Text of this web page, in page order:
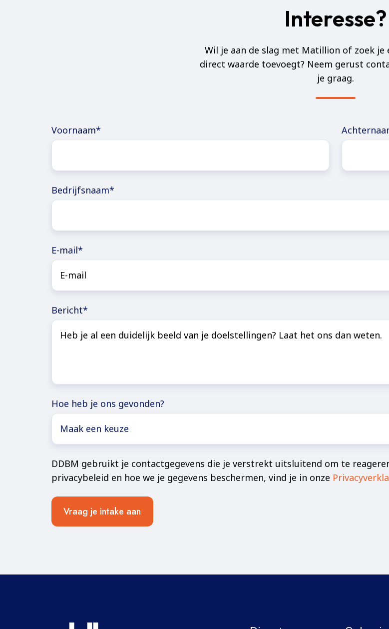
Interesse?
Wil je aan de slag met Matillion of zoek je
direct waarde toevoegt? Neem gerust
je graag.
Voornaam*
Bedrijfsnaam*
E-mail*
Bericht*
Hoe heb je ons gevonden?
DDBM gebruikt je contactgegevens die je verstrekt uitsluitend om te
privacybeleid en hoe we je gegevens beschermen, vind je in onze